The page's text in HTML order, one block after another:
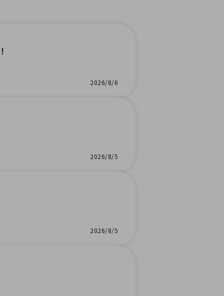
2026/8/6
2026/8/5
2026/8/5